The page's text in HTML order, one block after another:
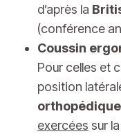
d’après la
(conférence
Coussin
Pour celles et
position
orthopédique
exercées sur